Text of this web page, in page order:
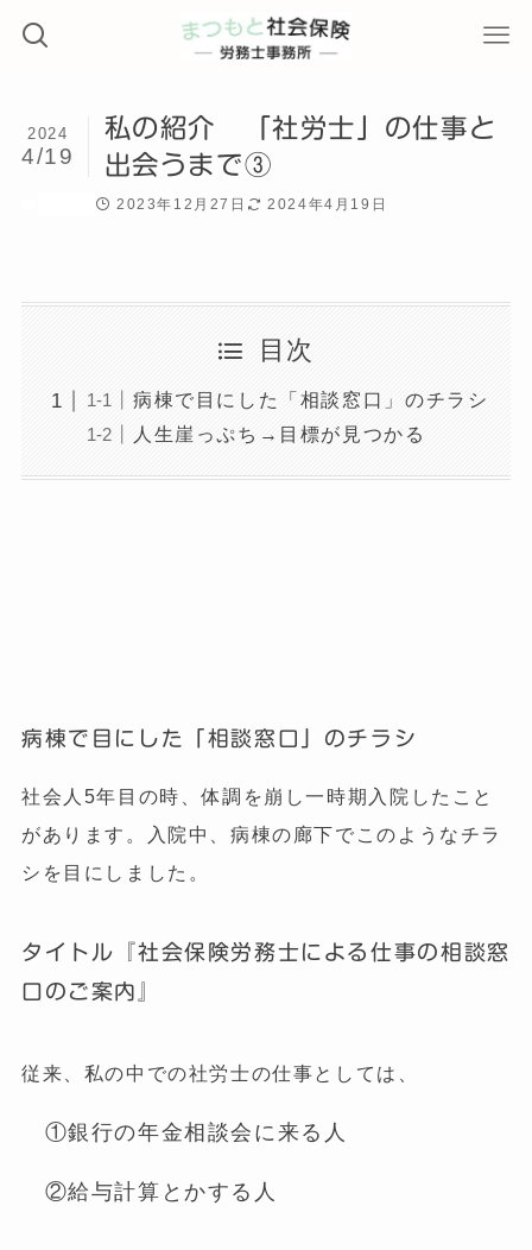
私の紹介 「社労士」の仕事と
出会うまで③
2024
4/19
2023年12月27日 2024年4月19日
目次
病棟で目にした「相談窓口」のチラシ
人生崖っぷち→目標が見つかる
病棟で目にした「相談窓口」のチラシ
社会人5年目の時、体調を崩し一時期入院したこと
があります。入院中、病棟の廊下でこのようなチラ
シを目にしました。
タイトル『社会保険労務士による仕事の相談窓
口のご案内』
従来、私の中での社労士の仕事としては、
①銀行の年金相談会に来る人
②給与計算とかする人